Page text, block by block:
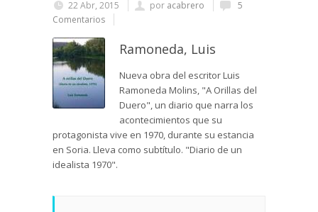
22 Abr, 2015 por acabrero
5
Comentarios
Ramoneda, Luis
Nueva obra del escritor Luis
Ramoneda Molins, "A Orillas del
Duero", un diario que narra los
acontecimientos que su
protagonista vive en 1970, durante su estancia
en Soria. Lleva como subtítulo. "Diario de un
idealista 1970".